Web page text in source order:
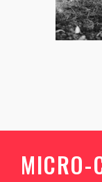
MICRO-